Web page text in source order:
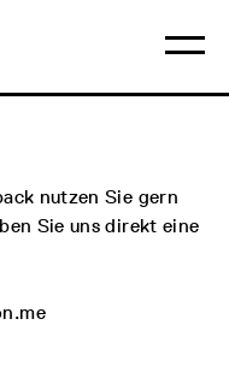
nutzen Sie gern
Sie uns direkt eine